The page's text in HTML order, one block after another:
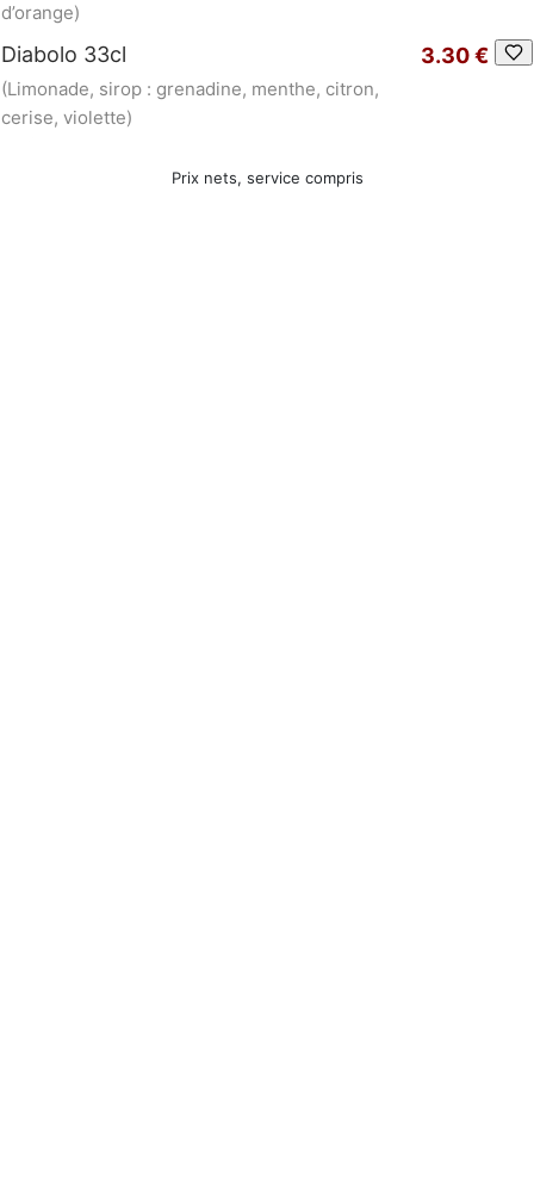
d’orange)
Diabolo 33cl
(Limonade, sirop : grenadine, menthe, citron,
cerise, violette)
3.30 €
Prix nets, service compris